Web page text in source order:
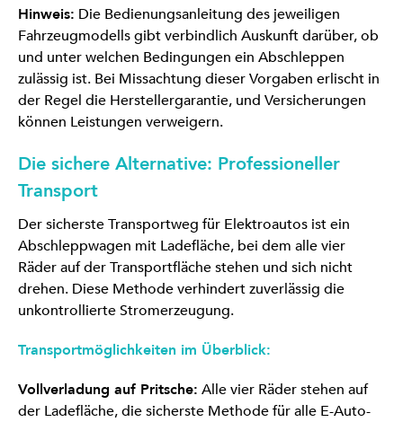
Hinweis: Die Bedienungsanleitung des jeweiligen
Fahrzeugmodells gibt verbindlich Auskunft darüber, ob
und unter welchen Bedingungen ein Abschleppen
zulässig ist. Bei Missachtung dieser Vorgaben erlischt in
der Regel die Herstellergarantie, und Versicherungen
können Leistungen verweigern.
Die sichere Alternative: Professioneller
Transport
Der sicherste Transportweg für Elektroautos ist ein
Abschleppwagen mit Ladefläche, bei dem alle vier
Räder auf der Transportfläche stehen und sich nicht
drehen. Diese Methode verhindert zuverlässig die
unkontrollierte Stromerzeugung.
Transportmöglichkeiten im Überblick:
Vollverladung auf Pritsche: Alle vier Räder stehen auf
der Ladefläche, die sicherste Methode für alle E-Auto-